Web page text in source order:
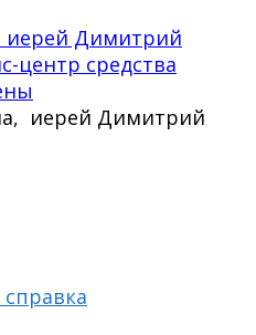
иерей Димитрий
центр средства
иерей Димитрий